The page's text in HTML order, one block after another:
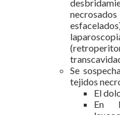
Se
tejidos
El
En